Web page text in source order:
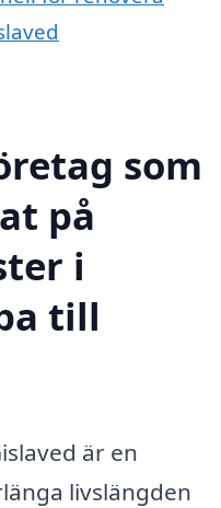
som
på
i
till
är en
livslängden